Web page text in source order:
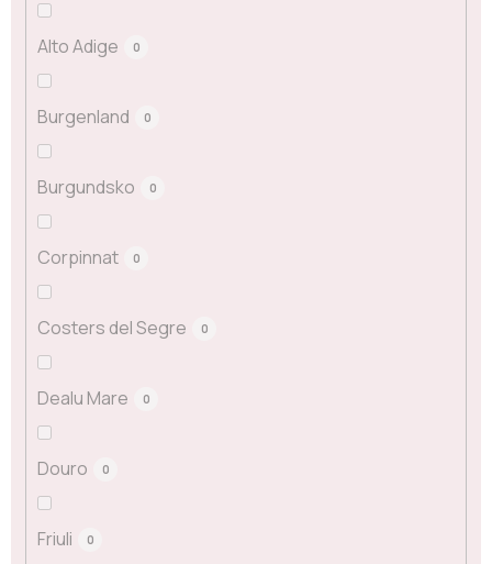
Alto Adige 0
Burgenland 0
Burgundsko 0
Corpinnat 0
Costers del Segre 0
Dealu Mare 0
Douro 0
Friuli 0